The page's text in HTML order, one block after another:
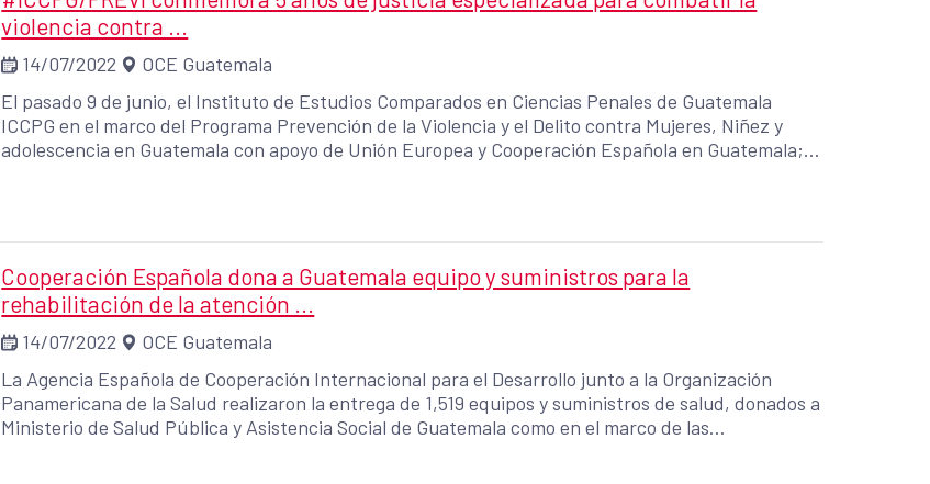
violencia contra ...
14/07/2022
OCE Guatemala
El pasado 9 de junio, el Instituto de Estudios Comparados en Ciencias Penales de Guatemala
ICCPG en el marco del Programa Prevención de la Violencia y el Delito contra Mujeres, Niñez y
adolescencia en Guatemala con apoyo de Unión Europea y Cooperación Española en Guatemala;
Cooperación Española dona a Guatemala equipo y suministros para la
rehabilitación de la atención ...
14/07/2022
OCE Guatemala
La Agencia Española de Cooperación Internacional para el Desarrollo junto a la Organización
Panamericana de la Salud realizaron la entrega de 1,519 equipos y suministros de salud, donados a
Ministerio de Salud Pública y Asistencia Social de Guatemala como en el marco de las